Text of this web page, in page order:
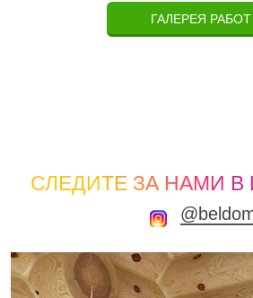
ГАЛЕРЕЯ РАБОТ
СЛЕДИТЕ ЗА НАМИ В